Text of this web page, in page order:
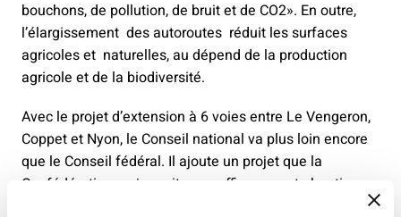
bouchons, de pollution, de bruit et de CO2». En outre,
l’élargissement des autoroutes réduit les surfaces
agricoles et naturelles, au dépend de la production
agricole et de la biodiversité.
Avec le projet d’extension à 6 voies entre Le Vengeron,
Coppet et Nyon, le Conseil national va plus loin encore
que le Conseil fédéral. Il ajoute un projet que la
Confédération ne jugeait pas suffisamment abouti,